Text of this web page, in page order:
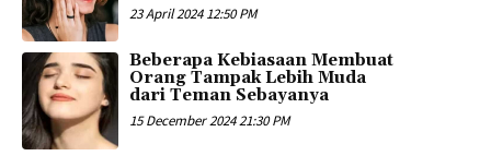
23 April 2024 12:50 PM
Beberapa Kebiasaan Membuat
Orang Tampak Lebih Muda
dari Teman Sebayanya
15 December 2024 21:30 PM